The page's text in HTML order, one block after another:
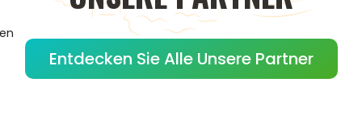
Entdecken Sie Alle Unsere Partner